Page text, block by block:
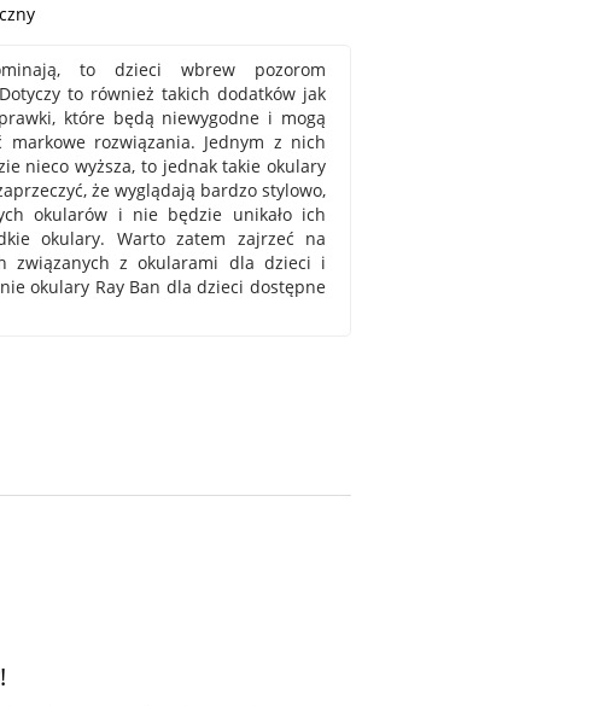
to dzieci wbrew pozorom
to również takich dodatków jak
które będą niewygodne i mogą
rozwiązania. Jednym z nich
nieco wyższa, to jednak takie okulary
że wyglądają bardzo stylowo,
okularów i nie będzie unikało ich
okulary. Warto zatem zajrzeć na
związanych z okularami dla dzieci i
okulary Ray Ban dla dzieci dostępne